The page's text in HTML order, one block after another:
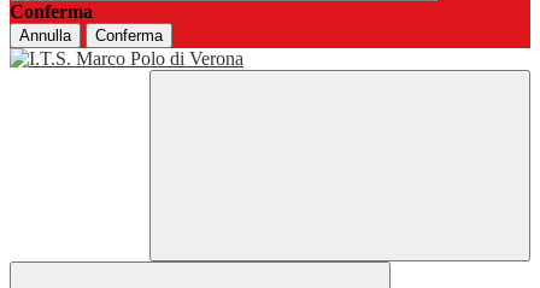
Conferma
Annulla Conferma